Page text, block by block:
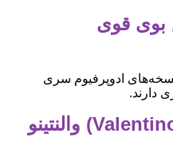
بوی قوی
نسخه‌های ادوپرفیوم سری